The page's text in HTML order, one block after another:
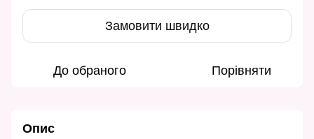
Замовити швидко
До обраного Порівняти
Опис